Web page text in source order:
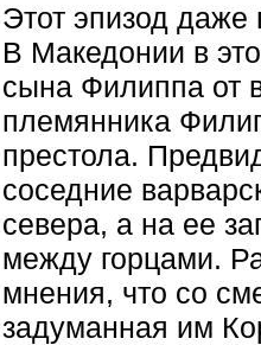
Этот эпизод
В Македонии в
сына Филиппа от
племянника
престола.
соседние
севера, а на ее
между горцами.
мнения, что со
задуманная им